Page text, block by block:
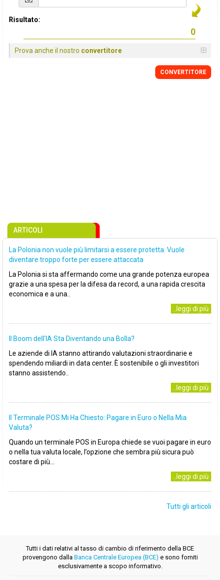
Risultato:
Prova anche il nostro convertitore
CONVERTITORE
ARTICOLI
La Polonia non vuole più limitarsi a essere protetta. Vuole
diventare troppo forte per essere attaccata
La Polonia si sta affermando come una grande potenza europea
grazie a una spesa per la difesa da record, a una rapida crescita
economica e a una..
..leggi di più
Il Boom dell'IA Sta Diventando una Bolla?
Le aziende di IA stanno attirando valutazioni straordinarie e
spendendo miliardi in data center. È sostenibile o gli investitori
stanno assistendo..
..leggi di più
Il Terminale POS Mi Ha Chiesto: Pagare in Euro o Nella Mia
Valuta?
Quando un terminale POS in Europa chiede se vuoi pagare in euro
o nella tua valuta locale, l’opzione che sembra più sicura può
costare di più...
..leggi di più
Tutti gli articoli
Tutti i dati relativi al tasso di cambio di riferimento della BCE
provengono dalla Banca Centrale Europea (BCE) e sono forniti
esclusivamente a scopo informativo.